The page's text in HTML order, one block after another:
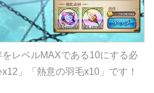
レベルMAXである10にする必
」「熱意の羽毛x10」です！